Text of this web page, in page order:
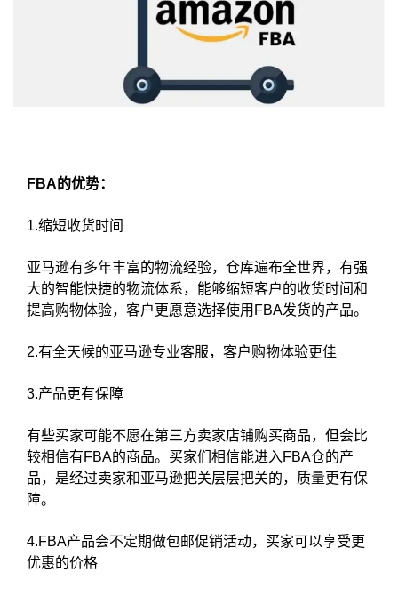
FBA的优势：
1.缩短收货时间
亚马逊有多年丰富的物流经验，仓库遍布全世界，有强
大的智能快捷的物流体系，能够缩短客户的收货时间和
提高购物体验，客户更愿意选择使用FBA发货的产品。
2.有全天候的亚马逊专业客服，客户购物体验更佳
3.产品更有保障
有些买家可能不愿在第三方卖家店铺购买商品，但会比
较相信有FBA的商品。买家们相信能进入FBA仓的产
品，是经过卖家和亚马逊把关层层把关的，质量更有保
障。
4.FBA产品会不定期做包邮促销活动，买家可以享受更
优惠的价格